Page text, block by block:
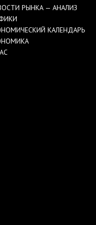
РЫНКА — АНАЛИЗ
КАЛЕНДАРЬ